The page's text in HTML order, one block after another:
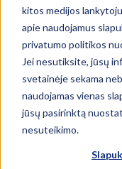
kitos medijos
apie naudojamus
privatumo politikos
Jei nesutiksite, jūsų
svetainėje sekama
naudojamas vienas
jūsų pasirinktą
nesuteikimo.